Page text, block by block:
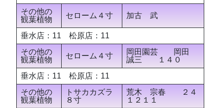
その他の
観葉植物
セローム４寸 加古 武
垂水店：11 松原店：11
その他の
観葉植物
セローム４寸
岡田園芸 岡田
誠三 １４０
垂水店：11 松原店：11
その他の
観葉植物
トサカカズラ
８寸
荒木 宗春 ２４
１２１１